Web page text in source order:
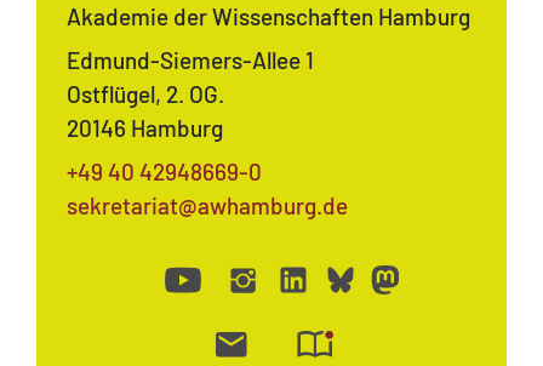
Akademie der Wissenschaften Hamburg
Edmund-Siemers-Allee 1
Ostflügel, 2. OG.
20146 Hamburg
+49 40 42948669-0
sekretariat@awhamburg.de